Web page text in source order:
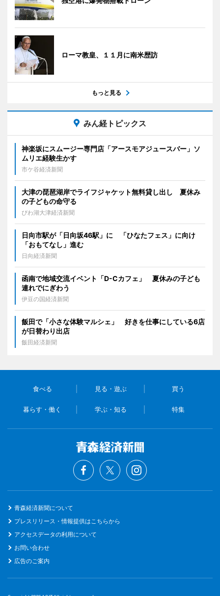
ローマ教皇、１１月に南米歴訪
もっと見る
みん経トピックス
神楽坂にスムージー専門店「アースモアジュースバー」ソ
ムリエ経験生かす
市ケ谷経済新聞
大津の琵琶湖岸でライフジャケット無料貸し出し 夏休み
の子どもの命守る
びわ湖大津経済新聞
日向市駅が「日向坂46駅」に 「ひなたフェス」に向け
「おもてなし」進む
日向経済新聞
函南で地域交流イベント「D-Cカフェ」 夏休みの子ども
連れでにぎわう
伊豆の国経済新聞
飯田で「小さな体験マルシェ」 好きを仕事にしている6店
が日替わり出店
飯田経済新聞
食べる 見る・遊ぶ 買う
暮らす・働く 学ぶ・知る 特集
青森経済新聞について
プレスリリース・情報提供はこちらから
アクセスデータの利用について
お問い合わせ
広告のご案内